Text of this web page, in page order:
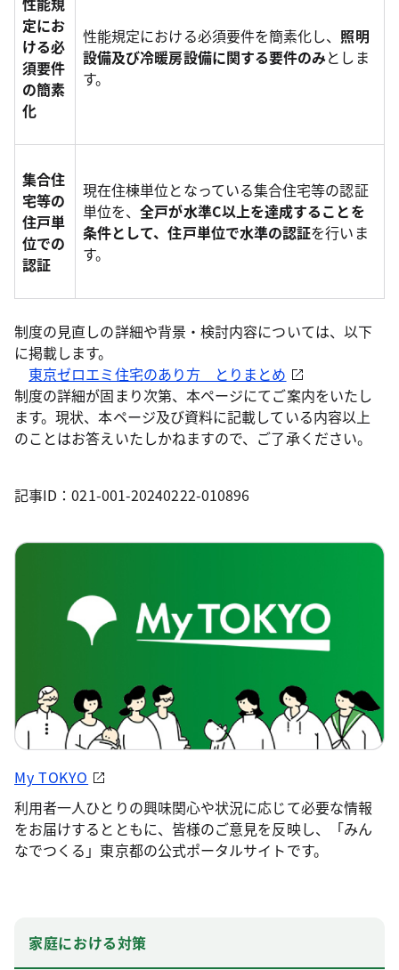
定にお
ける必
須要件
の簡素
化
性能規定における必須要件を簡素化し、 照明
設備及び冷暖房設備に関する要件のみとしま
す。
集合住
宅等の
住戸単
位での
認証
現在住棟単位となっている集合住宅等の認証
単位を、全戸が水準C以上を達成することを
条件として、住戸単位で水準の認証を行いま
す。
制度の見直しの詳細や背景・検討内容については、以下
に掲載します。
東京ゼロエミ住宅のあり方 とりまとめ
制度の詳細が固まり次第、本ページにてご案内をいたし
ます。現状、本ページ及び資料に記載している内容以上
のことはお答えいたしかねますので、ご了承ください。
記事ID：021-001-20240222-010896
My TOKYO
利用者一人ひとりの興味関心や状況に応じて必要な情報
をお届けするとともに、皆様のご意見を反映し、「みん
なでつくる」東京都の公式ポータルサイトです。
家庭における対策